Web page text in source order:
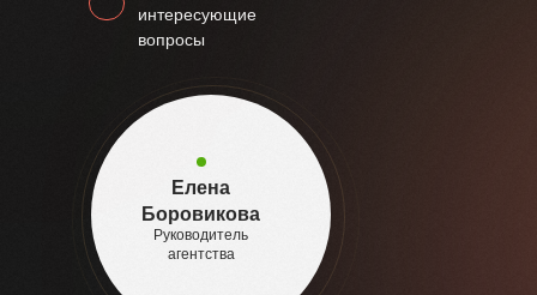
интересующие
вопросы
Елена
Боровикова
Руководитель
агентства